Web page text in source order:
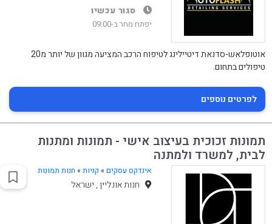
סגור עכשיו
יפתח מחר ב-09:00
אוטופלאש-סדנאת דיטיילינג לטיפוח הרכב המציעה מגוון של יותר מ20
טיפולים בתחום.
לפרטים נוספים
תמונות זכוכית בעיצוב אישי - תמונות ומתנות
לבית, למשרד ולמתנה
אינדקס עסקים » קניות» חנות תמונות
חנות אונליין , ישראל